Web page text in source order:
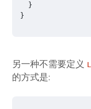
}
}
另一种不需要定义
的方式是: